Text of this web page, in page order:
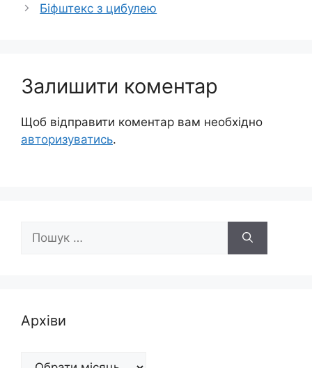
Біфштекс з цибулею
Залишити коментар
Щоб відправити коментар вам необхідно
авторизуватись.
Пошук:
Архіви
Архіви